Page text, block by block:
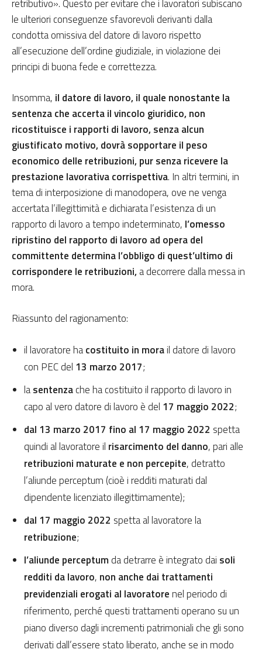
retributivo». Questo per evitare che i lavoratori subiscano
le ulteriori conseguenze sfavorevoli derivanti dalla
condotta omissiva del datore di lavoro rispetto
all’esecuzione dell’ordine giudiziale, in violazione dei
principi di buona fede e correttezza.
Insomma, il datore di lavoro, il quale nonostante la
sentenza che accerta il vincolo giuridico, non
ricostituisce i rapporti di lavoro, senza alcun
giustificato motivo, dovrà sopportare il peso
economico delle retribuzioni, pur senza ricevere la
prestazione lavorativa corrispettiva. In altri termini, in
tema di interposizione di manodopera, ove ne venga
accertata l’illegittimità e dichiarata l’esistenza di un
rapporto di lavoro a tempo indeterminato, l’omesso
ripristino del rapporto di lavoro ad opera del
committente determina l’obbligo di quest’ultimo di
corrispondere le retribuzioni,a decorrere dalla messa in
mora.
Riassunto del ragionamento:
il lavoratore hacostituito in morail datore di lavoro
con PEC del 13 marzo 2017;
lasentenzache ha costituito il rapporto di lavoro in
capo al vero datore di lavoro è del 17 maggio 2022;
dal 13 marzo 2017 fino al 17 maggio 2022 spetta
quindi al lavoratore il risarcimento del danno, pari alle
retribuzioni maturate e non percepite, detratto
l’aliunde perceptum (cioè i redditi maturati dal
dipendente licenziato illegittimamente);
dal 17 maggio 2022 spetta al lavoratore la
retribuzione;
l’aliunde perceptumda detrarre è integrato dai soli
redditi da lavoro, non anche dai trattamenti
previdenziali erogati al lavoratorenel periodo di
riferimento, perché questi trattamenti operano su un
piano diverso dagli incrementi patrimoniali che gli sono
derivati dall’essere stato liberato, anche se in modo